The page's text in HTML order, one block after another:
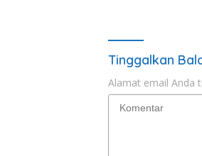
Tinggalkan
Alamat email Anda